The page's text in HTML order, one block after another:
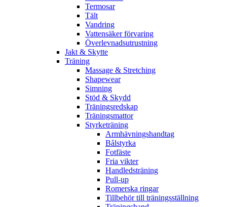
Termosar
Tält
Vandring
Vattensäker förvaring
Överlevnadsutrustning
Jakt & Skytte
Träning
Massage & Stretching
Shapewear
Simning
Stöd & Skydd
Träningsredskap
Träningsmattor
Styrketräning
Armhävningshandtag
Bålstyrka
Fotfäste
Fria vikter
Handledsträning
Pull-up
Romerska ringar
Tillbehör till träningsställning